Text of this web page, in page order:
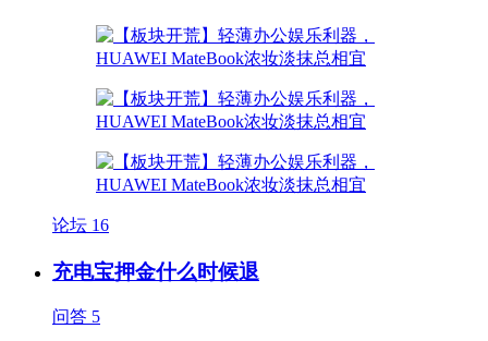
论坛 16
充电宝押金什么时候退
问答 5